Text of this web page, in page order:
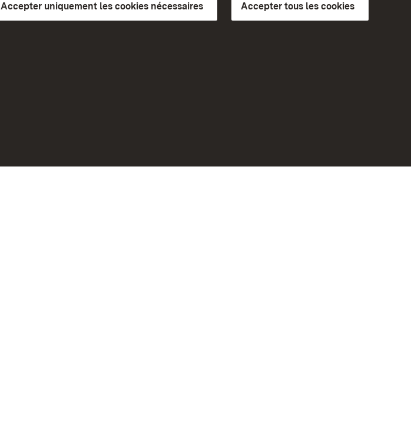
Accepter uniquement les cookies nécessaires Accepter tous les cookies
Explications sur l’accessibilité